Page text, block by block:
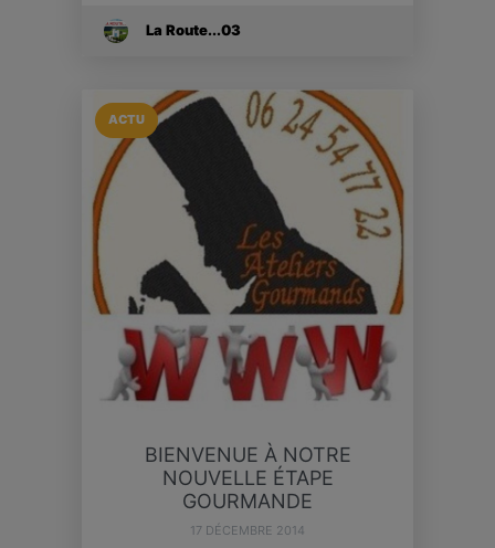
La Route...03
ACTU
BIENVENUE À NOTRE
NOUVELLE ÉTAPE
GOURMANDE
17 DÉCEMBRE 2014